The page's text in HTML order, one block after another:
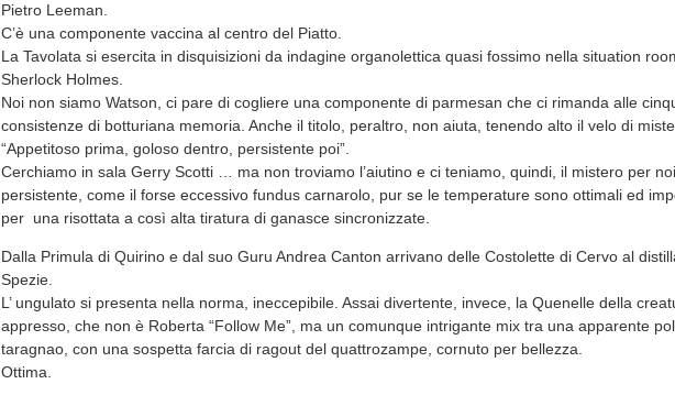
Pietro Leeman.
C’è una componente vaccina al centro del Piatto.
La Tavolata si esercita in disquisizioni da indagine organolettica quasi fossimo nella situation
Sherlock Holmes.
Noi non siamo Watson, ci pare di cogliere una componente di parmesan che ci rimanda alle
consistenze di botturiana memoria. Anche il titolo, peraltro, non aiuta, tenendo alto il velo di
“Appetitoso prima, goloso dentro, persistente poi”.
Cerchiamo in sala Gerry Scotti … ma non troviamo l’aiutino e ci teniamo, quindi, il mistero per noi,
persistente, come il forse eccessivo fundus carnarolo, pur se le temperature sono ottimali ed
per una risottata a così alta tiratura di ganasce sincronizzate.
Dalla Primula di Quirino e dal suo Guru Andrea Canton arrivano delle Costolette di Cervo al
Spezie.
L’ ungulato si presenta nella norma, ineccepibile. Assai divertente, invece, la Quenelle della
appresso, che non è Roberta “Follow Me”, ma un comunque intrigante mix tra una apparente
taragnao, con una sospetta farcia di ragout del quattrozampe, cornuto per bellezza.
Ottima.